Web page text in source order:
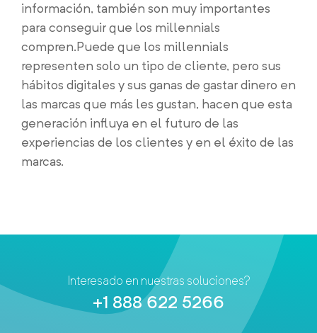
información, también son muy importantes
para conseguir que los millennials
compren.Puede que los millennials
representen solo un tipo de cliente, pero sus
hábitos digitales y sus ganas de gastar dinero en
las marcas que más les gustan, hacen que esta
generación influya en el futuro de las
experiencias de los clientes y en el éxito de las
marcas.
Interesado en nuestras soluciones?
+1 888 622 5266